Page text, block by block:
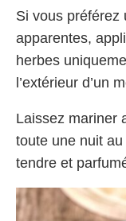
Si vous préférez
apparentes,
herbes
l’extérieur d’un
Laissez mariner
toute une nuit
tendre et